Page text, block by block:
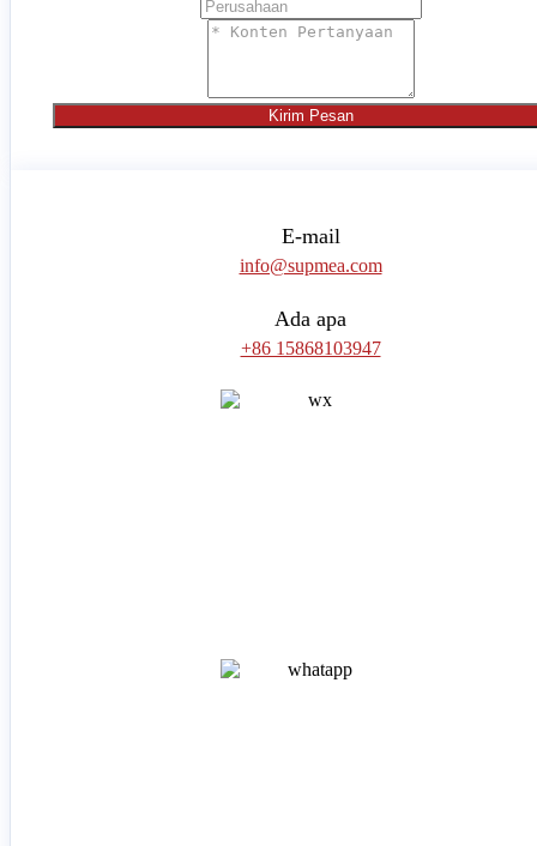
Kirim Pesan
E-mail
info@supmea.com
Ada apa
+86 15868103947